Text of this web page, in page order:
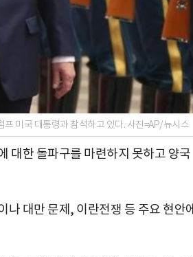
미국 대통령과 참석하고 있다. 사진=AP/뉴시스
대한 돌파구를 마련하지 못하고 양국
대만 문제, 이란전쟁 등 주요 현안에